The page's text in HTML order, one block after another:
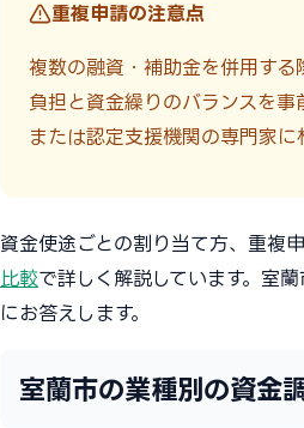
重複申請の注意点
複数の融資・補助金を併用す
負担と資金繰りのバランスを
または認定支援機関の専門家に
資金使途ごとの割り当て方、重複
比較で詳しく解説しています。室
にお答えします。
室蘭市の業種別の資金